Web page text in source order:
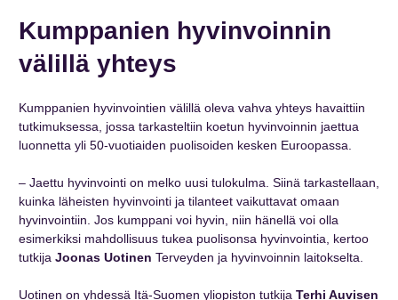
Kumppanien hyvinvoinnin
välillä yhteys
Kumppanien hyvinvointien välillä oleva vahva yhteys havaittiin
tutkimuksessa, jossa tarkasteltiin koetun hyvinvoinnin jaettua
luonnetta yli 50-vuotiaiden puolisoiden kesken Euroopassa.
– Jaettu hyvinvointi on melko uusi tulokulma. Siinä tarkastellaan,
kuinka läheisten hyvinvointi ja tilanteet vaikuttavat omaan
hyvinvointiin. Jos kumppani voi hyvin, niin hänellä voi olla
esimerkiksi mahdollisuus tukea puolisonsa hyvinvointia, kertoo
tutkija Joonas Uotinen Terveyden ja hyvinvoinnin laitokselta.
Uotinen on yhdessä Itä-Suomen yliopiston tutkija Terhi Auvisen